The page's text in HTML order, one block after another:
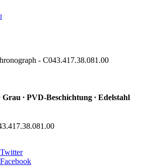
- C043.417.38.081.00
Grau ∙ PVD-Beschichtung ∙ Edelstahl